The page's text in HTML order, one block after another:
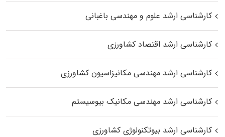
کارشناسی ارشد علوم و مهندسی باغبانی
کارشناسی ارشد اقتصاد کشاورزی
کارشناسی ارشد مهندسی مکانیزاسیون کشاورزی
کارشناسی ارشد مهندسی مکانیک بیوسیستم
کارشناسی ارشد بیوتکنولوژی کشاورزی